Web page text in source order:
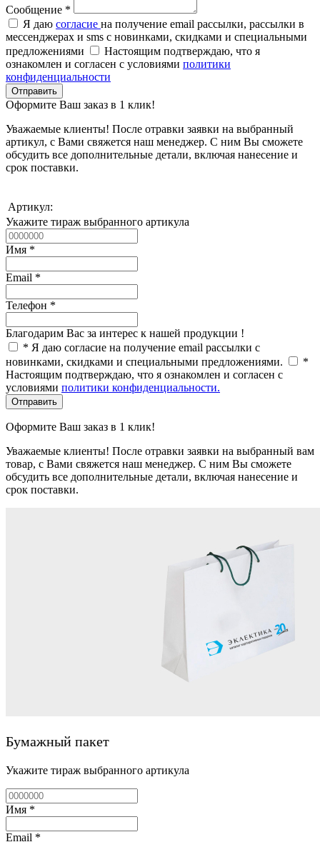
Сообщение *
Я даю согласие на получение email рассылки, рассылки в
мессенджерах и sms с новинками, скидками и специальными
предложениями
Настоящим подтверждаю, что я
ознакомлен и согласен с условиями политики
конфиденциальности
Отправить
Оформите Ваш заказ в 1 клик!
Уважаемые клиенты! После отравки заявки на выбранный
артикул, с Вами свяжется наш менеджер. С ним Вы сможете
обсудить все дополнительные детали, включая нанесение и
срок поставки.
Артикул:
Укажите тираж выбранного артикула
Имя *
Email *
Телефон *
Благодарим Вас за интерес к нашей продукции !
* Я даю согласие на получение email рассылки с
новинками, скидками и специальными предложениями.
*
Настоящим подтверждаю, что я ознакомлен и согласен с
условиями политики конфиденциальности.
Отправить
Оформите Ваш заказ в 1 клик!
Уважаемые клиенты! После отравки заявки на выбранный вам
товар, с Вами свяжется наш менеджер. С ним Вы сможете
обсудить все дополнительные детали, включая нанесение и
срок поставки.
Бумажный пакет
Укажите тираж выбранного артикула
Имя *
Email *